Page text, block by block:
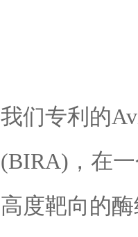
我们专利的
(BIRA)，在
高度靶向的